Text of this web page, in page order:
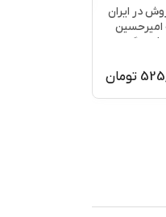
در ایران
امیرحسین
فرسنگی
تومان